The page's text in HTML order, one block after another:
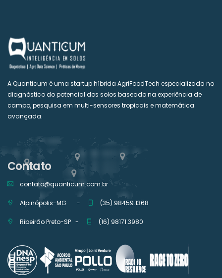
A Quanticum é uma startup híbrida AgriFoodTech especializada no
diagnóstico do potencial dos solos baseado na experiência de
campo, pesquisa em multi-sensores tropicais e matemática
avançada.
Contato
contato@quanticum.com.br
Alpinópolis-MG - (35) 98459.1368
Ribeirão Preto-SP - (16) 98171.3980